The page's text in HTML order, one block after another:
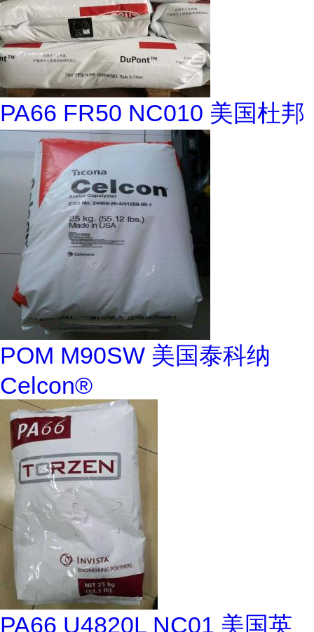
PA66 FR50 NC010 美国杜邦
POM M90SW 美国泰科纳
Celcon®
PA66 U4820L NC01 美国英